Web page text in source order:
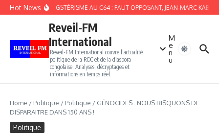
Aller au contenu
Hot NewsDU GANGSTÉRISME AU C64 : FAUT OPPOSANT, JEAN-MARC
Reveil-FM
International
Reveil-FM International couvre l'actualité
politique de la RDC et de la diaspora
congolaise. Analyses, décryptages et
informations en temps réel.
M
e
n
u
Home / Politique / Politique / GÉNOCIDES : NOUS RISQUONS DE
DISPARAITRE DANS 150 ANS !
Politique